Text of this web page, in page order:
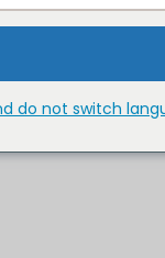
do not switch